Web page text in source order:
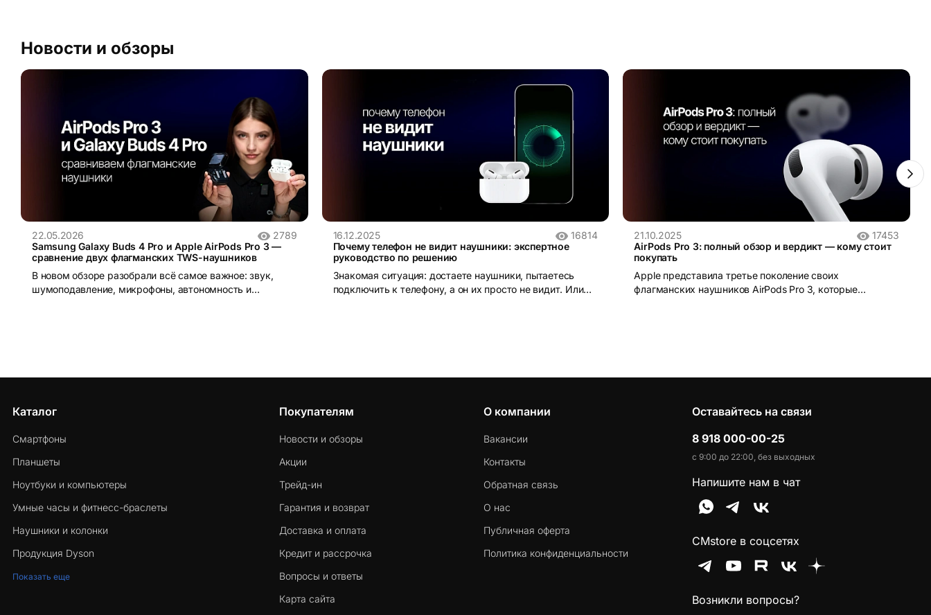
Новости и обзоры
22.05.2026
2789
Samsung Galaxy Buds 4 Pro и Apple AirPods Pro 3 —
сравнение двух флагманских TWS-наушников
В новом обзоре разобрали всё самое важное: звук,
шумоподавление, микрофоны, автономность и
16.12.2025
16814
Почему телефон не видит наушники: экспертное
руководство по решению
Знакомая ситуация: достаете наушники, пытаетесь
подключить к телефону, а он их просто не видит. Или
21.10.2025
17453
AirPods Pro 3: полный обзор и вердикт — кому стоит
покупать
Apple представила третье поколение своих
флагманских наушников AirPods Pro 3, которые
Каталог
Смартфоны
Планшеты
Ноутбуки и компьютеры
Умные часы и фитнесс-браслеты
Наушники и колонки
Продукция Dyson
Показать еще
Покупателям
Новости и обзоры
Акции
Трейд-ин
Гарантия и возврат
Доставка и оплата
Кредит и рассрочка
Вопросы и ответы
Карта сайта
О компании
Вакансии
Контакты
Обратная связь
О нас
Публичная оферта
Политика конфиденциальности
Оставайтесь на связи
8 918 000-00-25
с 9:00 до 22:00, без выходных
Напишите нам в чат
CMstore в соцсетях
Возникли вопросы?